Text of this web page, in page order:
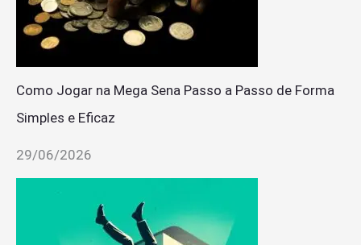
Como Jogar na Mega Sena Passo a Passo de Forma
Simples e Eficaz
29/06/2026